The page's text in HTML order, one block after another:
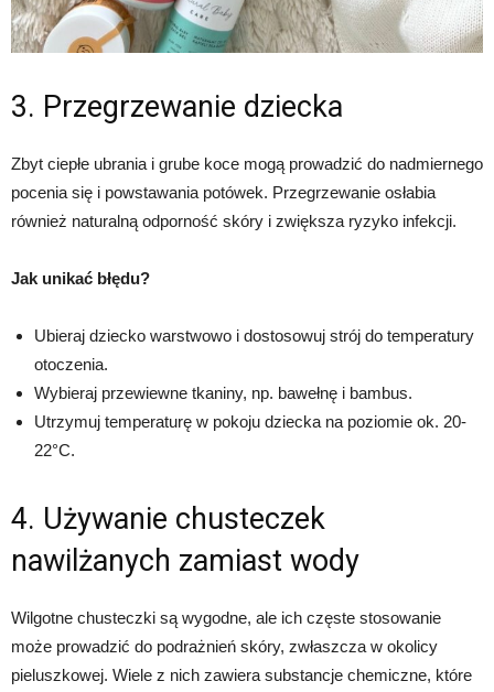
3. Przegrzewanie dziecka
Zbyt ciepłe ubrania i grube koce mogą prowadzić do nadmiernego
pocenia się i powstawania potówek. Przegrzewanie osłabia
również naturalną odporność skóry i zwiększa ryzyko infekcji.
Jak unikać błędu?
Ubieraj dziecko warstwowo i dostosowuj strój do temperatury
otoczenia.
Wybieraj przewiewne tkaniny, np. bawełnę i bambus.
Utrzymuj temperaturę w pokoju dziecka na poziomie ok. 20-
22°C.
4. Używanie chusteczek
nawilżanych zamiast wody
Wilgotne chusteczki są wygodne, ale ich częste stosowanie
może prowadzić do podrażnień skóry, zwłaszcza w okolicy
pieluszkowej. Wiele z nich zawiera substancje chemiczne, które